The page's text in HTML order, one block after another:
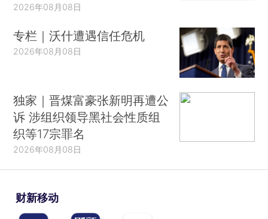
2026年08月08日
专栏｜沃什遭遇信任危机
2026年08月08日
独家｜晋煤富豪张新明再遭公
诉 涉组织领导黑社会性质组
织等17宗罪名
2026年08月08日
财新移动